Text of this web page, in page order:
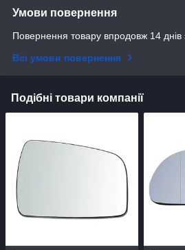
Умови повернення
Повернення товару впродовж 14 днів
Всі умови повернення
Подібні товари компанії